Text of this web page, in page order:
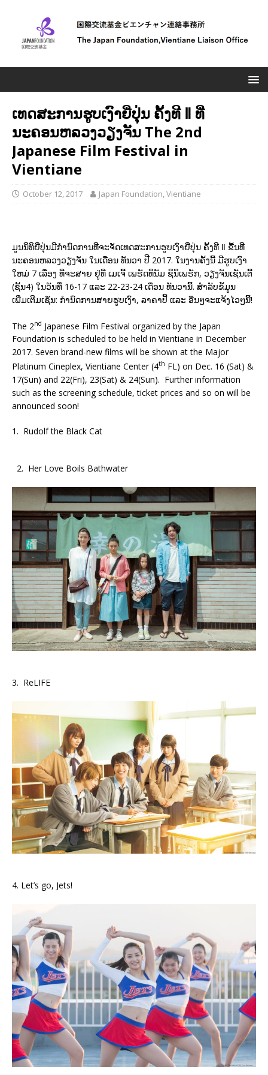
ເທດສະການຮູບເງົາຍີ່ປຸ່ນ ຄັ້ງທີ Ⅱ ທີ່
ນະຄອນຫລວງວຽງຈັນ The 2nd
Japanese Film Festival in
Vientiane
October 12, 2017 Japan Foundation, Vientiane
ມູນນິທິຍີ່່ປຸ່ນມີກຳນົດການທີ່ຈະຈັດເທດສະການຮູບເງົາຍີ່ປຸ່ນ ຄັ້້ງທີ Ⅱ ຂື້ນທີ່
ນະຄອນຫລວງວຽງຈັນ ໃນເດືອນ ທັນວາ ປີ 2017. ໃນງານຄັ້ງນີ້ ມີຮູບເງົາ
ໃຫມ່ 7 ເລື່ອງ ທີ່ຈະສາຍ ຢູ່ທີ່ ເມເຈີ້ ເພຣັດທິນັມ ຊິນິເພຣັກ, ວຽງຈັນເຊັນເຕີ້
(ຊັ້ນ4) ໃນວັນທີ່ 16-17 ແລະ 22-23-24 ເດືອນ ທັນວານີ້. ສຳລັບຂ້ໍມູນ
ເພີ່ມເຕີມເຊັ່ນ: ກຳນົດການສາຍຮູບເງົາ, ລາຄາປີ້ ແລະ ອື່ນໆຈະແຈ້ງໄວໆນີ້!
The 2nd Japanese Film Festival organized by the Japan
Foundation is scheduled to be held in Vientiane in December
2017. Seven brand-new films will be shown at the Major
Platinum Cineplex, Vientiane Center (4th FL) on Dec. 16 (Sat) &
17(Sun) and 22(Fri), 23(Sat) & 24(Sun). Further information
such as the screening schedule, ticket prices and so on will be
announced soon!
1. Rudolf the Black Cat
2. Her Love Boils Bathwater
3. ReLIFE
4. Let’s go, Jets!